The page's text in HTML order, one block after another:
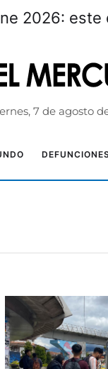
2026:
7 de agosto